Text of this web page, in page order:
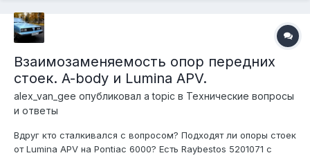
Взаимозаменяемость опор передних
стоек. A-body и Lumina APV.
alex_van_gee опубликовал a topic в Технические вопросы
и ответы
Вдруг кто сталкивался с вопросом? Подходят ли опоры стоек
от Lumina APV на Pontiac 6000? Есть Raybestos 5201071 с